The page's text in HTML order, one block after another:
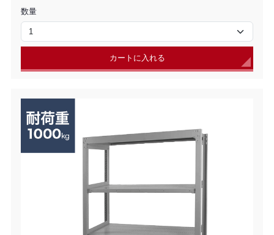
数量
カートに入れる